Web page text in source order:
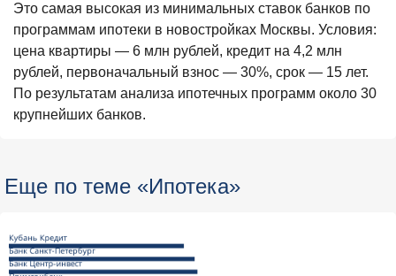
Это самая высокая из минимальных ставок банков по
программам ипотеки в новостройках Москвы. Условия:
цена квартиры — 6 млн рублей, кредит на 4,2 млн
рублей, первоначальный взнос — 30%, срок — 15 лет.
По результатам анализа ипотечных программ около 30
крупнейших банков.
Еще по теме «Ипотека»